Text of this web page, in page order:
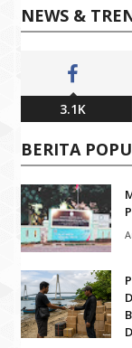
NEWS &
3.1K
BERITA